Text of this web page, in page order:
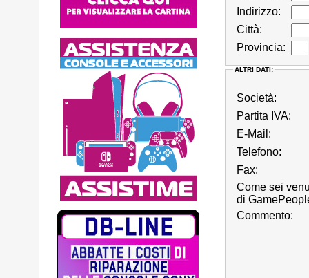
Indirizzo:
Città:
Provincia:
ALTRI DATI:
Società:
Partita IVA:
E-Mail:
Telefono:
Fax:
Come sei
di
Commento: